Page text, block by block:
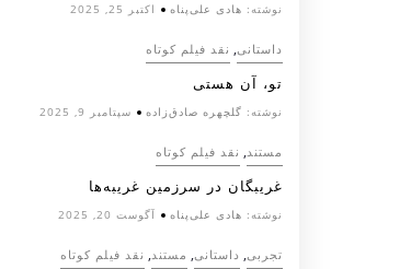
نوشته: هادی علی‌پناه اکتبر 25, 2025
داستانی, نقد فیلم کوتاه
تو، آن هستی
نوشته: گلچهره صادق‌زاده سپتامبر 9, 2025
مستند, نقد فیلم کوتاه
غریبگان در سرزمین غریبه‌ها
نوشته: هادی علی‌پناه آگوست 20, 2025
تجربی, داستانی, مستند, نقد فیلم کوتاه